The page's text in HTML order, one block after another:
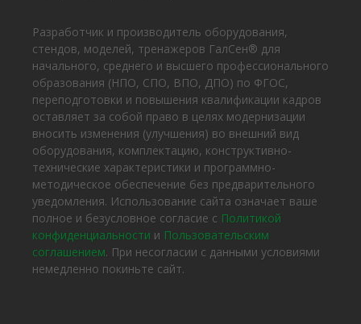
Разработчик и производитель оборудования,
стендов, моделей, тренажеров ГалСен® для
начального, среднего и высшего профессионального
образования (НПО, СПО, ВПО, ДПО) по ФГОС,
переподготовки и повышения квалификации кадров
оставляет за собой право в целях модернизации
вносить изменения (улучшения) во внешний вид
оборудования, комплектацию, конструктивно-
технические характеристики и программно-
методическое обеспечение без предварительного
уведомления. Использование сайта означает ваше
полное и безусловное согласие с Политикой
конфиденциальности и Пользовательским
соглашением. При несогласии с данными условиями
немедленно покиньте сайт.